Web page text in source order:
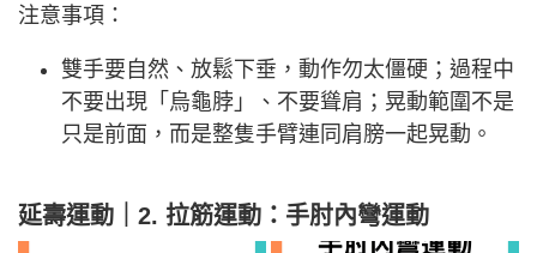
注意事項：
雙手要自然、放鬆下垂，動作勿太僵硬；過程中
不要出現「烏龜脖」、不要聳肩；晃動範圍不是
只是前面，而是整隻手臂連同肩膀一起晃動。
延壽運動｜ 2. 拉筋運動： 手肘內彎運動